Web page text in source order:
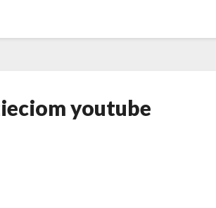
youtube